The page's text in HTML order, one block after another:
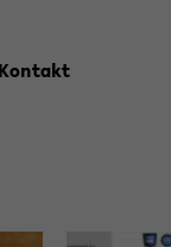
Kon­takt